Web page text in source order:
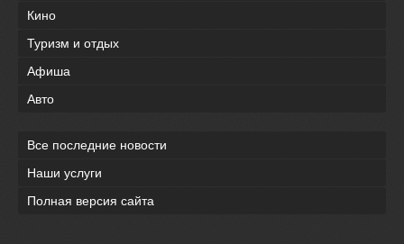
Кино
Туризм и отдых
Афиша
Авто
Все последние новости
Наши услуги
Полная версия сайта